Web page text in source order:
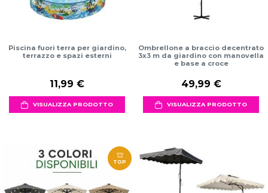
Piscina fuori terra per giardino,
terrazzo e spazi esterni
11,99 €
VISUALIZZA PRODOTTO
Ombrellone a braccio decentrato
3x3 m da giardino con manovella
e base a croce
49,99 €
VISUALIZZA PRODOTTO
TOP